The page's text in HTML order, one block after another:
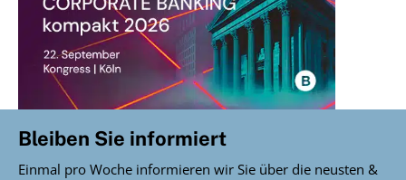
Bleiben Sie informiert
Einmal pro Woche informieren wir Sie über die neusten &